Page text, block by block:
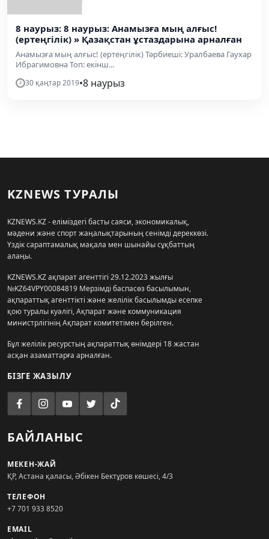
8 наурыз: 8 наурыз: Анамызға мың алғыс!
(ертеңгілік) » Қазақстан ұстаздарына арналған
Анамызға мың алғыс! (ертеңгілік) Тәрбиеші: Уралбаева Гаухар
Ибрагимовна Топ: екінш...
30 қаңтар 2019•8 наурыз
KZNEWS ТУРАЛЫ
KZNEWS.KZ - еліміздегі басты саяси, экономикалық,
мәдени және спорт жаңалықтарының сенімді дереккөзі.
Үздік сараптамалық мақала мен шынайы сұқбаттың
алаңы.
KZNEWS.KZ ақпарат агенттігі 29.12.2023 жылғы
№KZ64VPY00084819 Мерзімді баспасөз басылымын,
ақпараттық агенттікті және желілік басылымды есепке
қою туралы куәлігі, Ақпарат және коммуникация
министрлігінің Ақпарат комитетімен берілген.
Бұл желілік ресурстың ақпараттық өнімдері 18 жастан
асқан азаматтарға арналған.
БІЗГЕ ЖАЗЫЛУ
БАЙЛАНЫС
МЕКЕН-ЖАЙ
ҚР, Астана қаласы, Әбікен Бектұров көшесі, 4/3
ТЕЛЕФОН
+7 701 933 8520
EMAIL